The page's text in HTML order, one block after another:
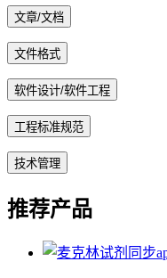
文章/文档
文件格式
软件设计/软件工程
工程标准规范
技术管理
推荐产品